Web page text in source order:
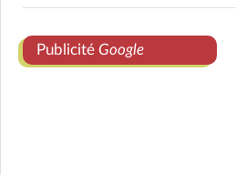
Publicité Google